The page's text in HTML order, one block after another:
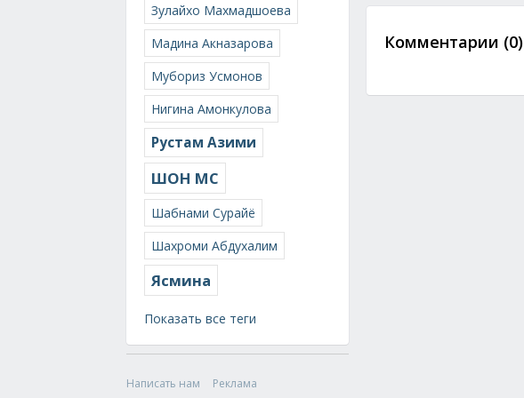
Зулайхо Махмадшоева
Мадина Акназарова
Мубориз Усмонов
Нигина Амонкулова
Рустам Азими
ШОН МС
Шабнами Сурайё
Шахроми Абдухалим
Ясмина
Показать все теги
Написать нам
Реклама
Комментарии (0)